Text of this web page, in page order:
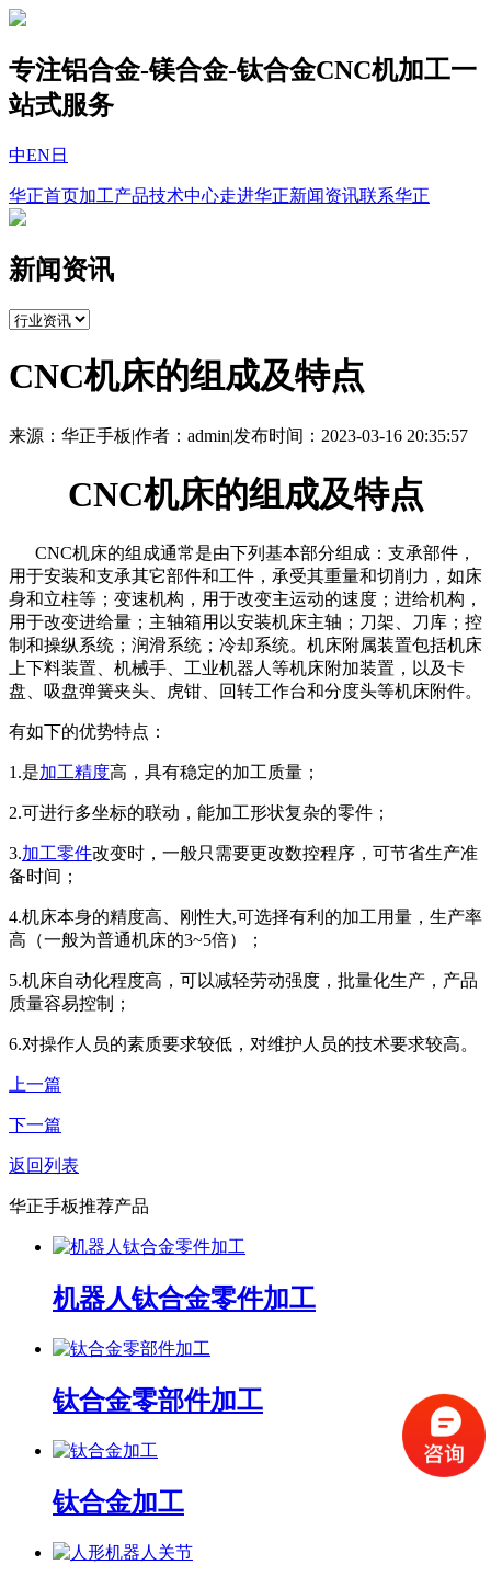
专注铝合金-镁合金-钛合金CNC机加工一
站式服务
中EN 日
华正首页加工产品技术中心走进华正新闻资讯联系华正
新闻资讯
CNC机床的组成及特点
来源：华正手板|作者：admin|发布时间：2023-03-16 20:35:57
CNC机床的组成及特点
CNC机床的组成通常是由下列基本部分组成：支承部件，
用于安装和支承其它部件和工件，承受其重量和切削力，如床
身和立柱等；变速机构，用于改变主运动的速度；进给机构，
用于改变进给量；主轴箱用以安装机床主轴；刀架、刀库；控
制和操纵系统；润滑系统；冷却系统。机床附属装置包括机床
上下料装置、机械手、工业机器人等机床附加装置，以及卡
盘、吸盘弹簧夹头、虎钳、回转工作台和分度头等机床附件。
有如下的优势特点：
1.是加工精度高，具有稳定的加工质量；
2.可进行多坐标的联动，能加工形状复杂的零件；
3.加工零件改变时，一般只需要更改数控程序，可节省生产准
备时间；
4.机床本身的精度高、刚性大,可选择有利的加工用量，生产率
高（一般为普通机床的3~5倍）；
5.机床自动化程度高，可以减轻劳动强度，批量化生产，产品
质量容易控制；
6.对操作人员的素质要求较低，对维护人员的技术要求较高。
上一篇
下一篇
返回列表
华正手板推荐产品
机器人钛合金零件加工
钛合金零部件加工
钛合金加工